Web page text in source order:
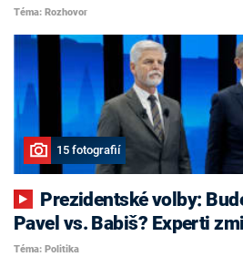
Téma: Rozhovor
15 fotografií
Pavel vs. Babiš? Experti
Téma: Politika